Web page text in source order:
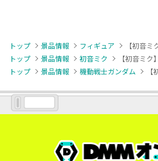
トップ 景品情報 フィギュア
トップ
景品情報 初音ミク
トップ
景品情報 機動戦士ガンダム